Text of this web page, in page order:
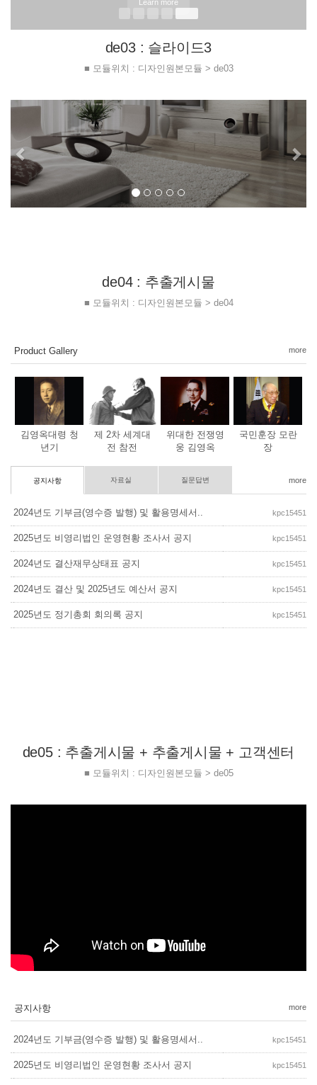
de03 : 슬라이드3
■ 모듈위치 : 디자인원본모듈 > de03
Previous
de04 : 추출게시물
■ 모듈위치 : 디자인원본모듈 > de04
Product Gallery more
김영옥대령 청
년기
제 2차 세계대
전 참전
위대한 전쟁영
웅 김영옥
국민훈장 모란
장
공지사항 자료실 질문답변 more
2024년도 기부금(영수증 발행) 및 활용명세서.. kpc15451
2025년도 비영리법인 운영현황 조사서 공지 kpc15451
2024년도 결산재무상태표 공지 kpc15451
2024년도 결산 및 2025년도 예산서 공지 kpc15451
2025년도 정기총회 회의록 공지 kpc15451
de05 : 추출게시물 + 추출게시물 + 고객센터
■ 모듈위치 : 디자인원본모듈 > de05
공지사항 more
2024년도 기부금(영수증 발행) 및 활용명세서.. kpc15451
2025년도 비영리법인 운영현황 조사서 공지 kpc15451